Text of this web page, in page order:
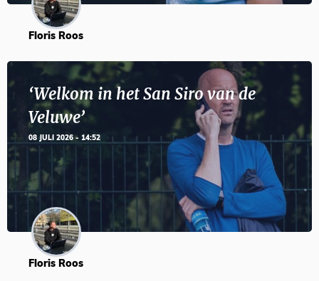
Floris Roos
‘Welkom in het San Siro van de
Veluwe’
08 JULI 2026 - 14:52
Floris Roos